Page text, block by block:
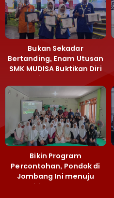
Bukan Sekadar
Bertanding, Enam Utusan
SMK MUDISA Buktikan Diri
di MEA 2026
Bikin Program
Percontohan, Pondok di
Jombang Ini menuju
Mandiri Kelola Sampah